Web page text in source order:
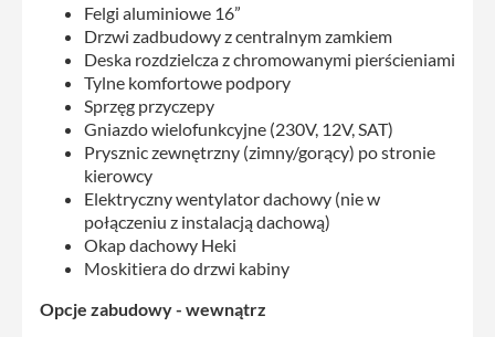
Felgi aluminiowe 16”
Drzwi zadbudowy z centralnym zamkiem
Deska rozdzielcza z chromowanymi pierścieniami
Tylne komfortowe podpory
Sprzęg przyczepy
Gniazdo wielofunkcyjne (230V, 12V, SAT)
Prysznic zewnętrzny (zimny/gorący) po stronie
kierowcy
Elektryczny wentylator dachowy (nie w
połączeniu z instalacją dachową)
Okap dachowy Heki
Moskitiera do drzwi kabiny
Opcje zabudowy - wewnątrz